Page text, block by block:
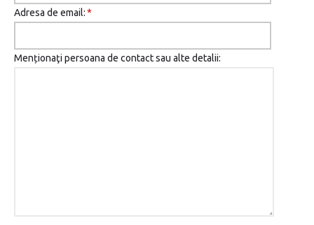
Adresa de email:*
Menționaţi persoana de contact sau alte detalii: